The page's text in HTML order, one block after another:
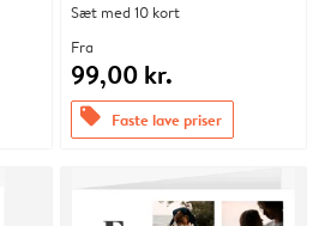
Sæt med 10 kort
Fra
99,00 kr.
offers Faste lave priser